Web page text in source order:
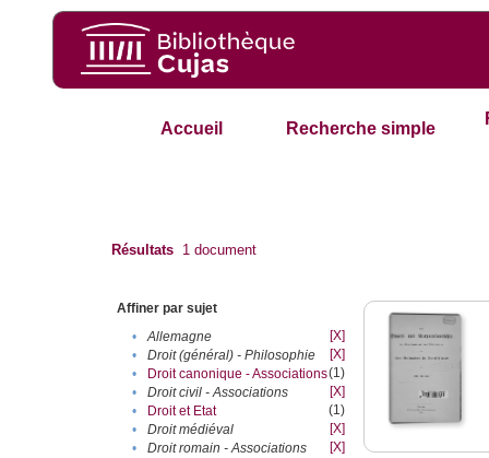
Accueil Recherche simple
Résultats 1 document
Affiner par sujet
•
Allemagne
[X]
•
Droit (général) - Philosophie
[X]
•
Droit canonique - Associations(1)
•
Droit civil - Associations
[X]
•
Droit et Etat
(1)
•
Droit médiéval
[X]
•
Droit romain - Associations
[X]